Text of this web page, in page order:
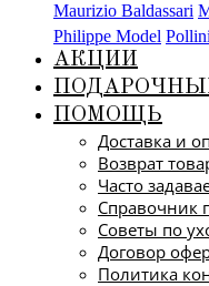
Maurizio Baldassari
Philippe Model Pollini
АКЦИИ
ПОМОЩЬ
Доставка и
Возврат
Часто
Справочник
Советы по
Договор
Политика